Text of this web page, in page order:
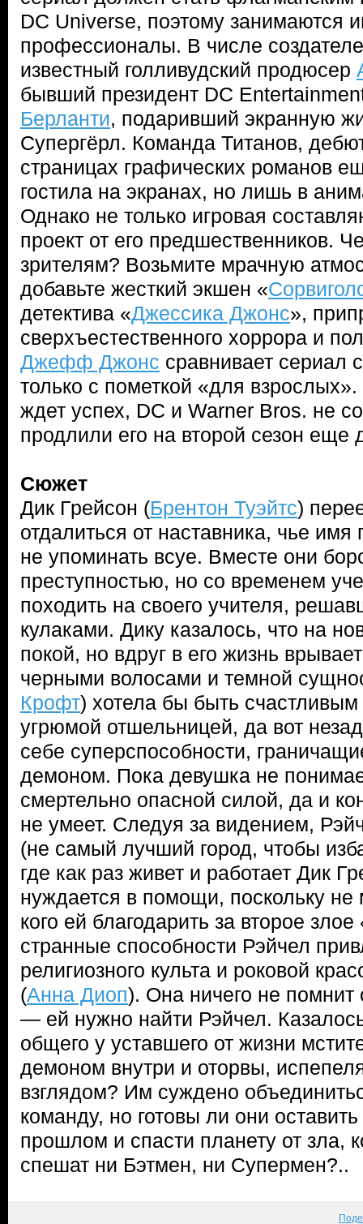
DC Universe, поэтому занимаются
профессионалы. В числе
известный голливудский продюсер
бывший президент DC
Берланти, подаривший экранную
Супергёрл. Команда Титанов,
страницах графических романов
гостила на экранах, но лишь в
Однако не только игровая
проект от его предшественников.
зрителям? Возьмите мрачную
добавьте жесткий экшен «
детектива «Джессика Джонс»,
сверхъестественного хоррора и
Джефф Джонс сравнивает сериал
только с пометкой «для
ждет успех, DC и Warner Bros. не
продлили его на второй сезон еще
Сюжет
Дик Грейсон (Брентон Туэйтс)
отдалиться от наставника, чье имя
не упоминать всуе. Вместе они
преступностью, но со временем
походить на своего учителя,
кулаками. Дику казалось, что на
покой, но вдруг в его жизнь
черными волосами и темной
Крофт) хотела бы быть
угрюмой отшельницей, да вот
себе суперспособности,
демоном. Пока девушка не
смертельно опасной силой, да и
не умеет. Следуя за видением,
(не самый лучший город, чтобы
где как раз живет и работает Дик
нуждается в помощи, поскольку
кого ей благодарить за второе
странные способности Рэйчел
религиозного культа и роковой
(Анна Диоп). Она ничего не помнит
— ей нужно найти Рэйчел.
общего у уставшего от жизни
демоном внутри и оторвы,
взглядом? Им суждено
команду, но готовы ли они
прошлом и спасти планету от зла,
спешат ни Бэтмен, ни Супермен?..